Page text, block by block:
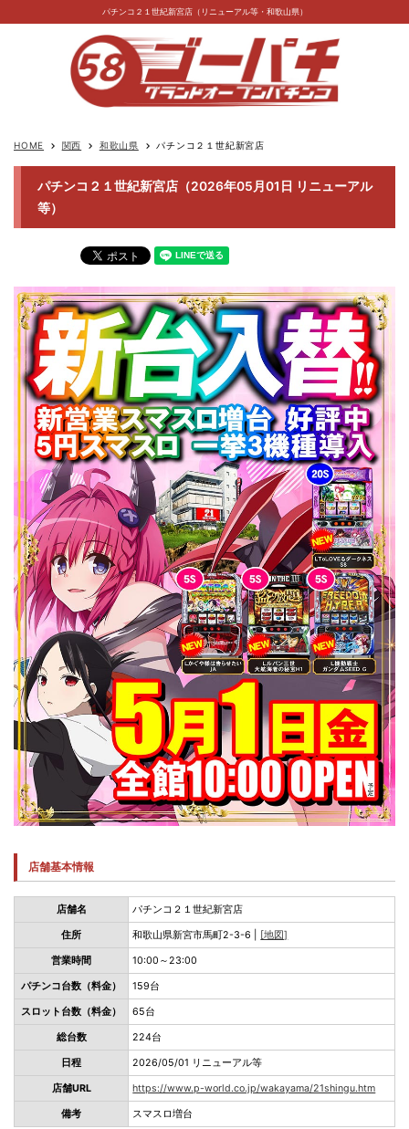
パチンコ２１世紀新宮店（リニューアル等・和歌山県）
HOME keyboard_arrow_right 関西 keyboard_arrow_right 和歌山県 keyboard_arrow_right パチンコ２１世紀新宮店
パチンコ２１世紀新宮店（2026年05月01日 リニューアル
等）
店舗基本情報
店舗名 パチンコ２１世紀新宮店
住所 和歌山県新宮市馬町2-3-6 | [地図]
営業時間 10:00～23:00
パチンコ台数（料金） 159台
スロット台数（料金） 65台
総台数 224台
日程 2026/05/01 リニューアル等
店舗URL https://www.p-world.co.jp/wakayama/21shingu.htm
備考 スマスロ増台